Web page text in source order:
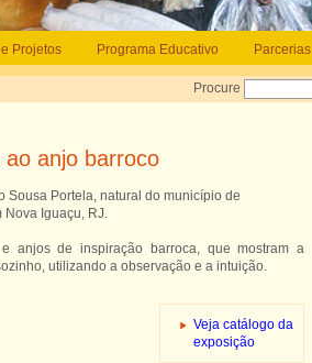
Projetos Programa Educativo Parcerias
Procure
anjo barroco
Sousa Portela, natural do município de
Nova Iguaçu, RJ.
anjos de inspiração barroca, que mostram a
utilizando a observação e a intuição.
Veja catálogo da
exposição